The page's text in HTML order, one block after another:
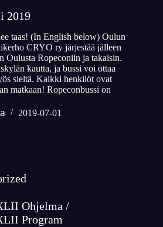
2019
taas! (In English below) Oulun
CRYO ry järjestää jälleen
Oulusta Ropeconiin ja takaisin.
kautta, ja bussi voi ottaa
sieltä. Kaikki henkilöt ovat
matkaan! Ropeconbussi on
2019-07-01
Ohjelma /
Program